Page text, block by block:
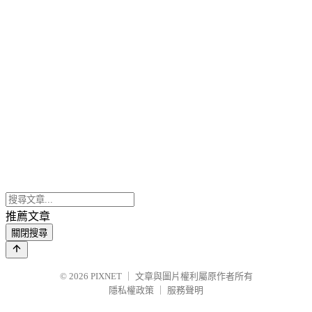
推薦文章
關閉搜尋
© 2026 PIXNET
文章與圖片權利屬原作者所有
隱私權政策
服務聲明